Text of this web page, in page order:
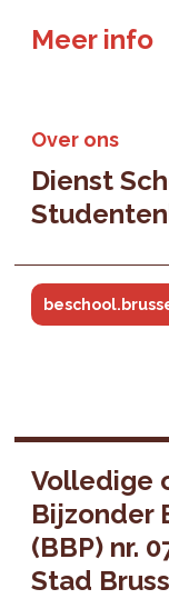
Meer info
Over ons
Dienst
Volledige
Bijzonder
(BBP) nr.
Stad